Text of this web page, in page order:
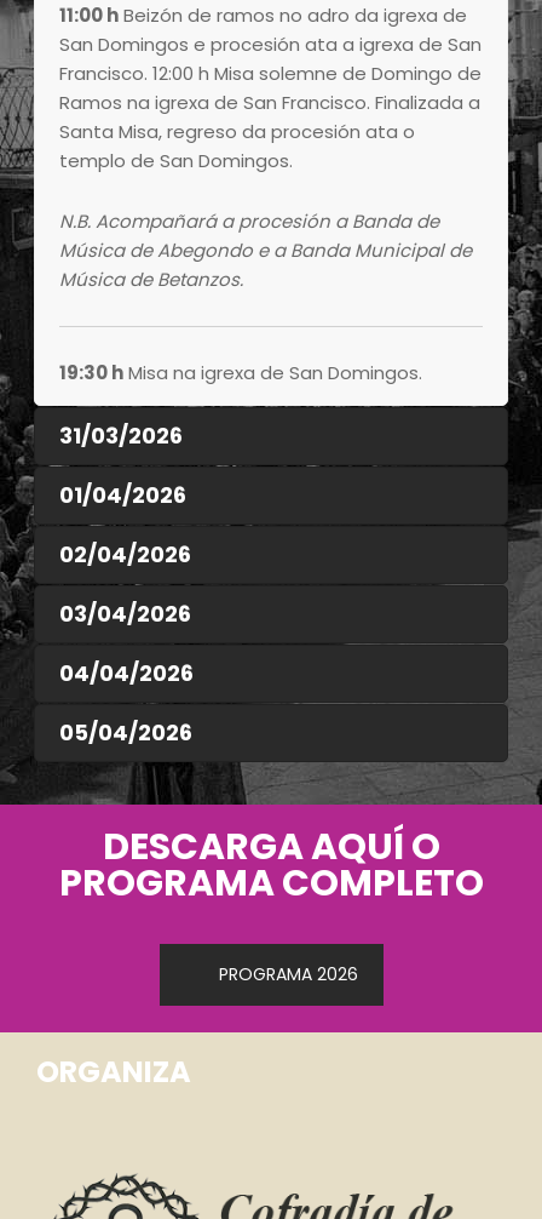
11:00 hBeizón de ramos no adro da igrexa de
San Domingos e procesión ata a igrexa de San
Francisco. 12:00 h Misa solemne de Domingo de
Ramos na igrexa de San Francisco. Finalizada a
Santa Misa, regreso da procesión ata o
templo de San Domingos.
N.B. Acompañará a procesión a Banda de
Música de Abegondo e a Banda Municipal de
Música de Betanzos.
19:30 hMisa na igrexa de San Domingos.
31/03/2026
01/04/2026
02/04/2026
03/04/2026
04/04/2026
05/04/2026
DESCARGA AQUÍ O
PROGRAMA COMPLETO
PROGRAMA 2026
ORGANIZA